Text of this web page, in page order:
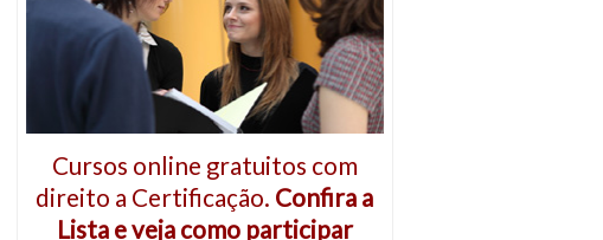
Cursos online gratuitos com
direito a Certificação. Confira a
Lista e veja como participar